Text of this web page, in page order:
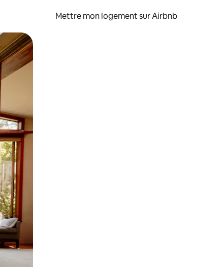
Mettre mon logement sur Airbnb
glisser.